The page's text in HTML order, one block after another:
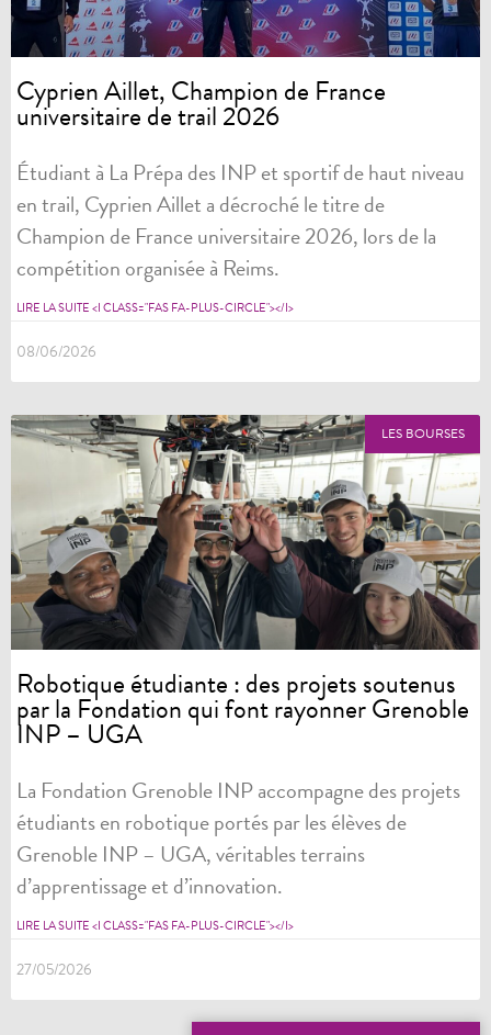
Cyprien Aillet, Champion de France
universitaire de trail 2026
Étudiant à La Prépa des INP et sportif de haut niveau
en trail, Cyprien Aillet a décroché le titre de
Champion de France universitaire 2026, lors de la
compétition organisée à Reims.
LIRE LA SUITE <I CLASS="FAS FA-PLUS-CIRCLE"></I>
08/06/2026
LES BOURSES
Robotique étudiante : des projets soutenus
par la Fondation qui font rayonner Grenoble
INP – UGA
La Fondation Grenoble INP accompagne des projets
étudiants en robotique portés par les élèves de
Grenoble INP – UGA, véritables terrains
d’apprentissage et d’innovation.
LIRE LA SUITE <I CLASS="FAS FA-PLUS-CIRCLE"></I>
27/05/2026